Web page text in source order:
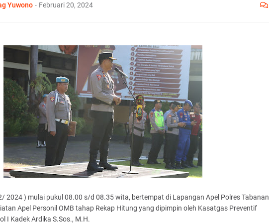
Yuwono - Februari 20, 2024
2024 ) mulai pukul 08.00 s/d 08.35 wita, bertempat di Lapangan Apel Polres Tabanan
Apel Personil OMB tahap Rekap Hitung yang dipimpin oleh Kasatgas Preventif
I Kadek Ardika S.Sos., M.H.